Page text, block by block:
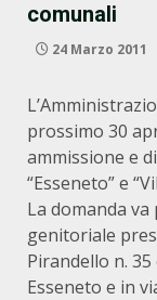
comunali
24 Marzo 2011
prossimo 30
ammissione e
“Esseneto” e
La domanda
genitoriale
Pirandello n.
Esseneto e in